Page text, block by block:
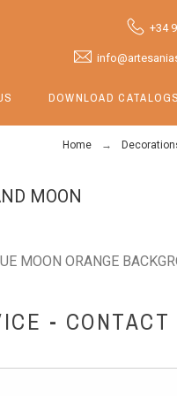
+34
DOWNLOAD CATALOGS
Home
MOON
MOON ORANGE
- CONTACT